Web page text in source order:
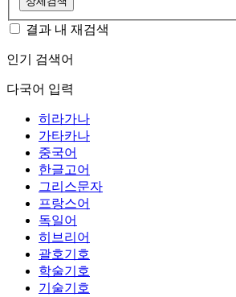
결과 내 재검색
인기 검색어
다국어 입력
히라가나
가타카나
중국어
한글고어
그리스문자
프랑스어
독일어
히브리어
괄호기호
학술기호
기술기호